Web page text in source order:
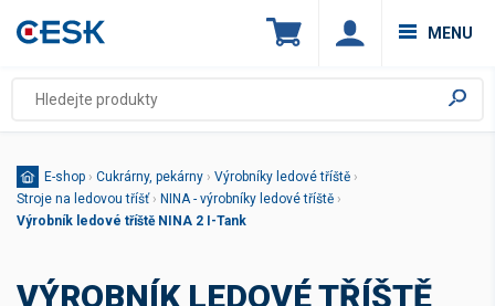
MENU
E-shop › Cukrárny, pekárny › Výrobníky ledové tříště ›
Stroje na ledovou tříšť › NINA - výrobníky ledové tříště ›
Výrobník ledové tříště NINA 2 I-Tank
VÝROBNÍK LEDOVÉ TŘÍŠTĚ